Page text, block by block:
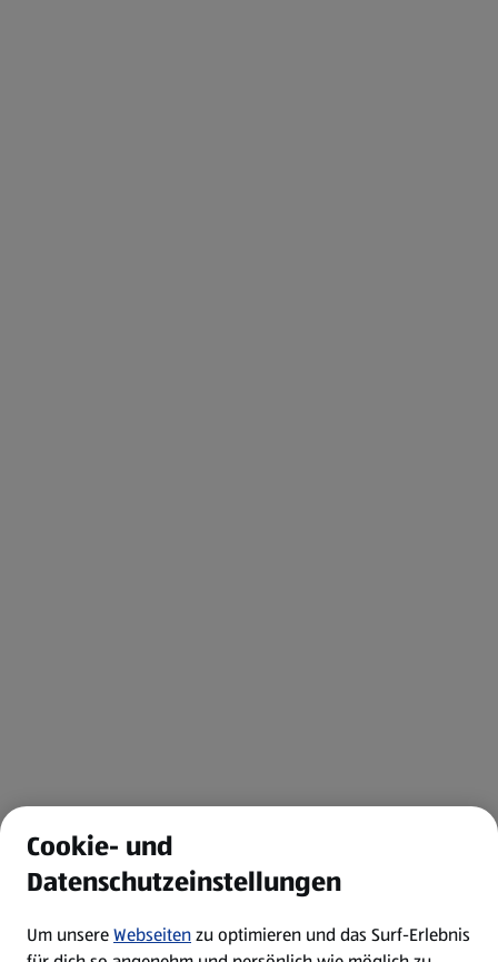
Cookie- und
Datenschutzeinstellungen
Um unsereWebseitenzu optimieren und das Surf-Erlebnis